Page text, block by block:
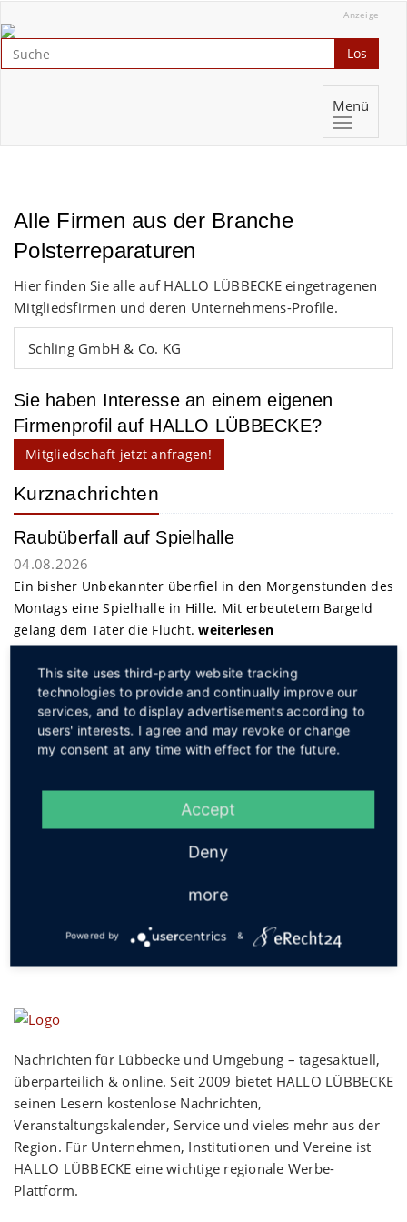
Anzeige
Los
Menü
Alle Firmen aus der Branche
Polsterreparaturen
Hier finden Sie alle auf HALLO LÜBBECKE eingetragenen
Mitgliedsfirmen und deren Unternehmens-Profile.
Schling GmbH & Co. KG
Sie haben Interesse an einem eigenen
Firmenprofil auf HALLO LÜBBECKE?
Mitgliedschaft jetzt anfragen!
Kurznachrichten
Raubüberfall auf Spielhalle
04.08.2026
Ein bisher Unbekannter überfiel in den Morgenstunden des
Montags eine Spielhalle in Hille. Mit erbeutetem Bargeld
gelang dem Täter die Flucht.weiterlesen
Service
Social
Nachrichten für Lübbecke und Umgebung – tagesaktuell,
überparteilich & online. Seit 2009 bietet HALLO LÜBBECKE
seinen Lesern kostenlose Nachrichten,
Veranstaltungskalender, Service und vieles mehr aus der
Region. Für Unternehmen, Institutionen und Vereine ist
HALLO LÜBBECKE eine wichtige regionale Werbe-
Plattform.
This site uses third-party website tracking
technologies to provide and continually improve our
services, and to display advertisements according to
users' interests. I agree and may revoke or change
my consent at any time with effect for the future.
Accept
Deny
more
Powered by &